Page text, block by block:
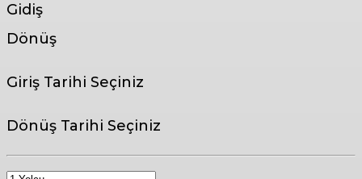
Gidiş
Dönüş
Giriş Tarihi Seçiniz
Dönüş Tarihi Seçiniz